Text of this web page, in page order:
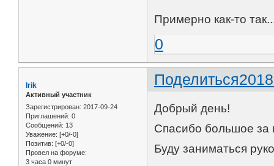
Примерно как-то
0
Поделиться
Irik
Активный участник
Зарегистрирован: 2017-09-24
Приглашений: 0
Сообщений: 13
Уважение: [+0/-0]
Позитив: [+0/-0]
Провел на форуме:
3 часа 0 минут
Добрый день!
Спасибо большое за
Буду заниматься